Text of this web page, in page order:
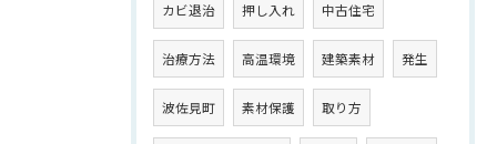
カビ退治 押し入れ 中古住宅
治療方法 高温環境 建築素材 発生
波佐見町 素材保護 取り方